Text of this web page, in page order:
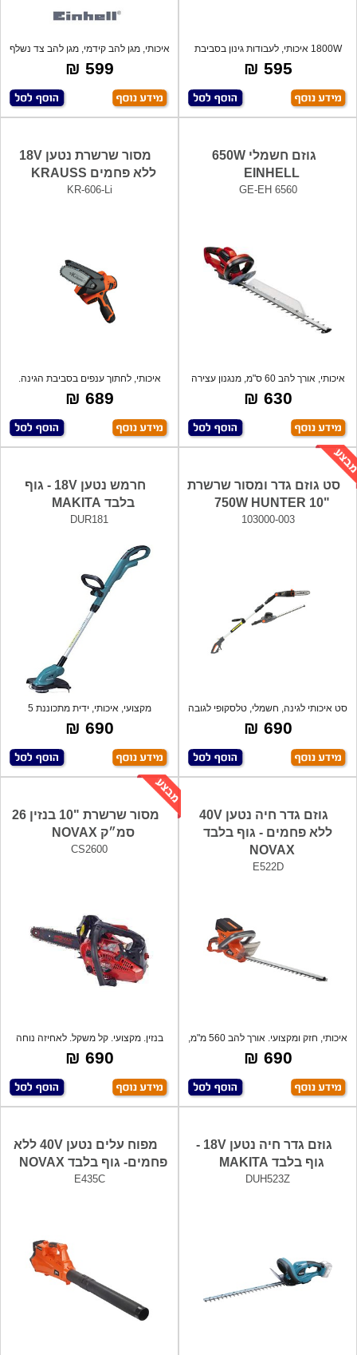
1800W איכותי, לעבודות גינון בסביבת
החצר
595 ₪
איכותי, מגן להב קידמי, מגן להב צד נשלף
ל
599 ₪
גוזם חשמלי 650W
EINHELL
GE-EH 6560
איכותי, אורך להב 60 ס"מ, מנגנון עצירה
פת
630 ₪
מסור שרשרת נטען 18V
ללא פחמים KRAUSS
KR-606-Li
איכותי, לחתוך ענפים בסביבת הגינה.
מנוע ל
689 ₪
סט גוזם גדר ומסור שרשרת
"10 750W HUNTER
103000-003
סט איכותי לגינה, חשמלי, טלסקופי לגובה
3
690 ₪
חרמש נטען 18V - גוף
בלבד MAKITA
DUR181
מקצועי, איכותי, ידית מתכוננת 5
אפשרויות,
690 ₪
גוזם גדר חיה נטען 40V
ללא פחמים - גוף בלבד
NOVAX
E522D
איכותי, חזק ומקצועי. אורך להב 560 מ"מ,
690 ₪
מסור שרשרת "10 בנזין 26
סמ״ק NOVAX
CS2600
בנזין. מקצועי. קל משקל. לאחיזה נוחה
ביד
690 ₪
גוזם גדר חיה נטען 18V -
גוף בלבד MAKITA
DUH523Z
מפוח עלים נטען 40V ללא
פחמים- גוף בלבד NOVAX
E435C